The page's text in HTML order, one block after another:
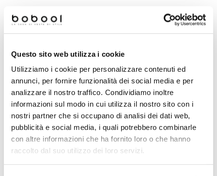
Questo sito web utilizza i cookie
Utilizziamo i cookie per personalizzare contenuti ed
annunci, per fornire funzionalità dei social media e per
analizzare il nostro traffico. Condividiamo inoltre
informazioni sul modo in cui utilizza il nostro sito con i
nostri partner che si occupano di analisi dei dati web,
pubblicità e social media, i quali potrebbero combinarle
con altre informazioni che ha fornito loro o che hanno
raccolto dal suo utilizzo dei loro servizi.
Suggerimenti per la ricerca:
Prova a cercare un termine simile o ad usare meno
termini
Prova a cercare un termine più generico, potrai
utilizzare i filtri per migliorare i risultati della ricerca
filtri che compariranno a sinistra
TORNA ALLA HOMEPAGE